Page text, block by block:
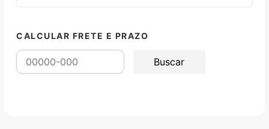
CALCULAR FRETE E PRAZO